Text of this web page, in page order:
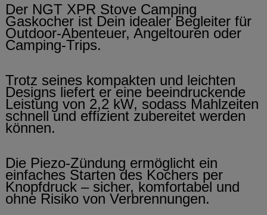
Der NGT XPR Stove Camping
Gaskocher ist Dein idealer Begleiter für
Outdoor-Abenteuer, Angeltouren oder
Camping-Trips.
Trotz seines kompakten und leichten
Designs liefert er eine beeindruckende
Leistung von 2,2 kW, sodass Mahlzeiten
schnell und effizient zubereitet werden
können.
Die Piezo-Zündung ermöglicht ein
einfaches Starten des Kochers per
Knopfdruck – sicher, komfortabel und
ohne Risiko von Verbrennungen.